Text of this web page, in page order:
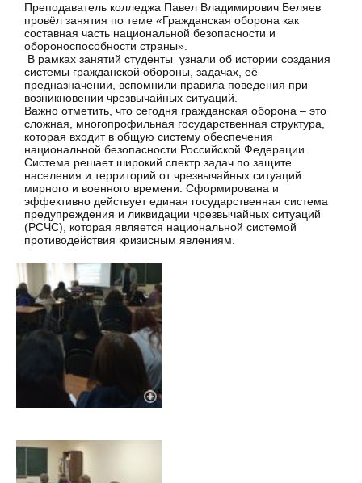
Преподаватель колледжа Павел Владимирович Беляев
провёл занятия по теме «Гражданская оборона как
составная часть национальной безопасности и
обороноспособности страны».
В рамках занятий студенты узнали об истории создания
системы гражданской обороны, задачах, её
предназначении, вспомнили правила поведения при
возникновении чрезвычайных ситуаций.
Важно отметить, что сегодня гражданская оборона – это
сложная, многопрофильная государственная структура,
которая входит в общую систему обеспечения
национальной безопасности Российской Федерации.
Система решает широкий спектр задач по защите
населения и территорий от чрезвычайных ситуаций
мирного и военного времени. Сформирована и
эффективно действует единая государственная система
предупреждения и ликвидации чрезвычайных ситуаций
(РСЧС), которая является национальной системой
противодействия кризисным явлениям.